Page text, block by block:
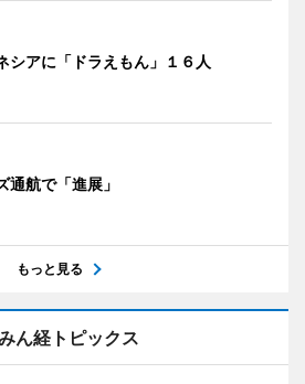
シアに「ドラえもん」１６人
通航で「進展」
もっと見る
ん経トピックス